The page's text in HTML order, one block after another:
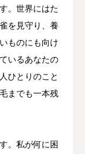
。世界にはた
を見守り、養
ものにも向け
いるあなたの
ひとりのこと
までも一本残
。私が何に困